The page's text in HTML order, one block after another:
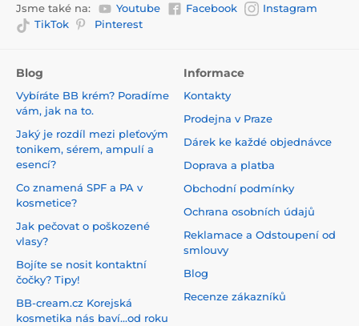
Jsme také na: Youtube Facebook
Instagram
TikTok
Pinterest
Blog
Vybíráte BB krém? Poradíme
vám, jak na to.
Jaký je rozdíl mezi pleťovým
tonikem, sérem, ampulí a
esencí?
Co znamená SPF a PA v
kosmetice?
Jak pečovat o poškozené
vlasy?
Bojíte se nosit kontaktní
čočky? Tipy!
BB-cream.cz Korejská
kosmetika nás baví...od roku
Informace
Kontakty
Prodejna v Praze
Dárek ke každé objednávce
Doprava a platba
Obchodní podmínky
Ochrana osobních údajů
Reklamace a Odstoupení od
smlouvy
Blog
Recenze zákazníků